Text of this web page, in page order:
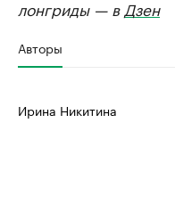
лонгриды — в Дзен
Авторы
Ирина Никитина